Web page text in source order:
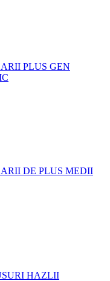
PLUS GEN
DE PLUS MEDII
HAZLII